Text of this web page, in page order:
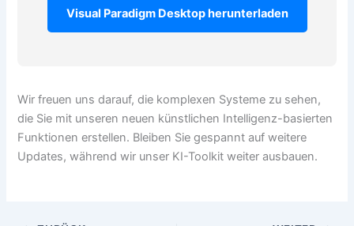
Visual Paradigm Desktop herunterladen
Wir freuen uns darauf, die komplexen Systeme zu sehen,
die Sie mit unseren neuen künstlichen Intelligenz-basierten
Funktionen erstellen. Bleiben Sie gespannt auf weitere
Updates, während wir unser KI-Toolkit weiter ausbauen.